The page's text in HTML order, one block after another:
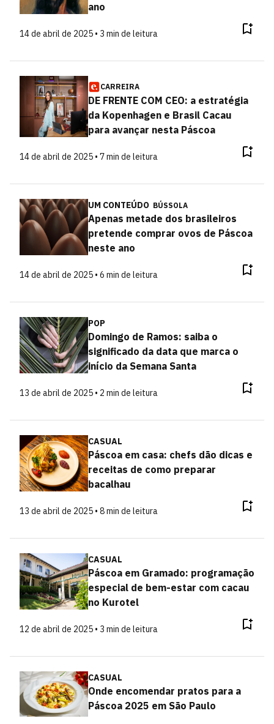
ano
14 de abril de 2025 • 3 min de leitura
CARREIRA
DE FRENTE COM CEO: a estratégia
da Kopenhagen e Brasil Cacau
para avançar nesta Páscoa
14 de abril de 2025 • 7 min de leitura
UM CONTEÚDO BÚSSOLA
Apenas metade dos brasileiros
pretende comprar ovos de Páscoa
neste ano
14 de abril de 2025 • 6 min de leitura
POP
Domingo de Ramos: saiba o
significado da data que marca o
início da Semana Santa
13 de abril de 2025 • 2 min de leitura
CASUAL
Páscoa em casa: chefs dão dicas e
receitas de como preparar
bacalhau
13 de abril de 2025 • 8 min de leitura
CASUAL
Páscoa em Gramado: programação
especial de bem-estar com cacau
no Kurotel
12 de abril de 2025 • 3 min de leitura
CASUAL
Onde encomendar pratos para a
Páscoa 2025 em São Paulo